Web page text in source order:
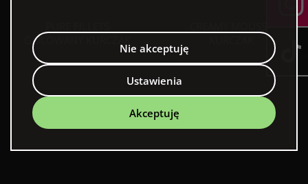
GRILOWANY KURCZAK
Akceptuję
Nie akceptuję
Ustawienia